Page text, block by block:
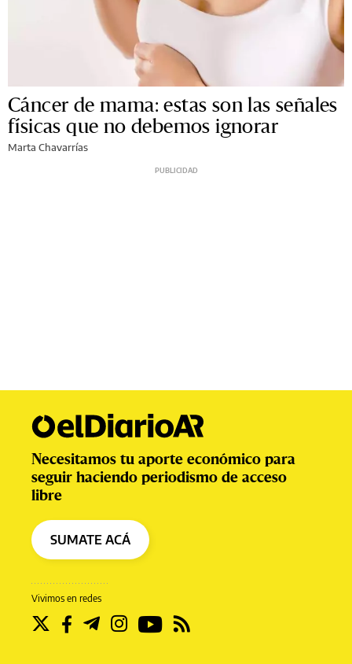
Cáncer de mama: estas son las señales
físicas que no debemos ignorar
Marta Chavarrías
Vivimos en redes
Necesitamos tu aporte económico para
seguir haciendo periodismo de acceso
libre
SUMATE ACÁ